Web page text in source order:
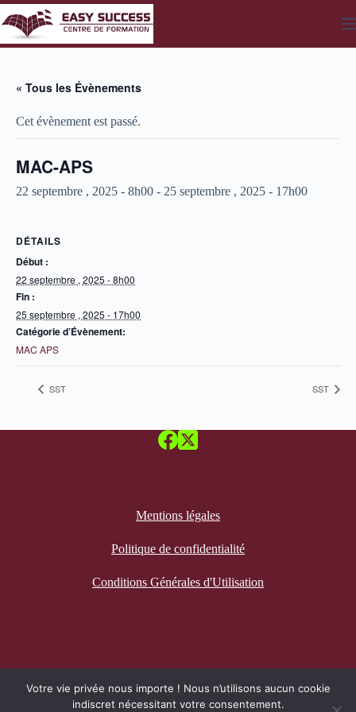
Passer
au
contenu
« Tous les Évènements
Cet évènement est passé.
MAC-APS
22 septembre , 2025 - 8h00 - 25 septembre , 2025 - 17h00
DÉTAILS
Début :
22 septembre , 2025 - 8h00
Fin :
25 septembre , 2025 - 17h00
Catégorie d’Évènement:
MAC APS
SST SST
Mentions légales
Politique de confidentialité
Conditions Générales d'Utilisation
Votre vie privée nous importe ! Nous n’utilisons aucun cookie
indiscret nécessitant votre consentement.